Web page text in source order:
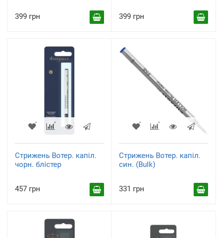
399 грн 399 грн
Стрижень Вотер. капіл.
чорн. блістер
457 грн
Стрижень Вотер. капіл.
син. (Bulk)
331 грн